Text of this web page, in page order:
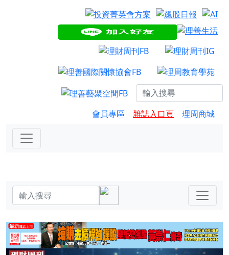
會員專區 雜誌入口頁 理周商城